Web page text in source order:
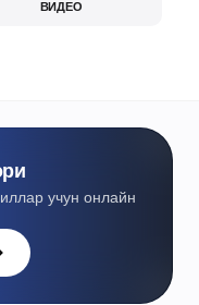
ВИДЕО
учун онлайн